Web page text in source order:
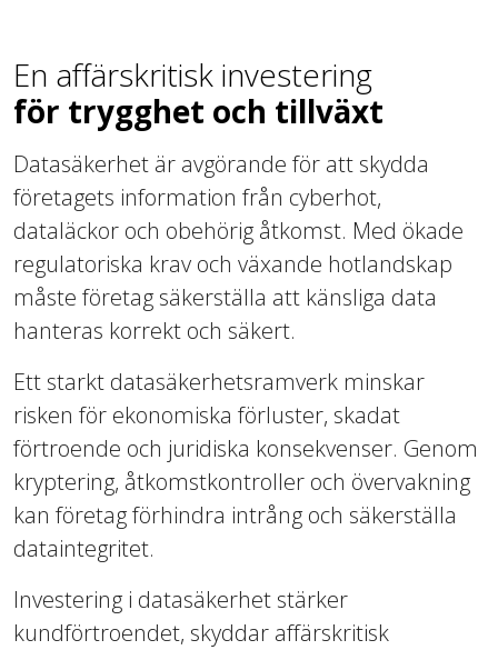
En affärskritisk investering
för trygghet och tillväxt
Datasäkerhet är avgörande för att skydda
företagets information från cyberhot,
dataläckor och obehörig åtkomst. Med ökade
regulatoriska krav och växande hotlandskap
måste företag säkerställa att känsliga data
hanteras korrekt och säkert.
Ett starkt datasäkerhetsramverk minskar
risken för ekonomiska förluster, skadat
förtroende och juridiska konsekvenser. Genom
kryptering, åtkomstkontroller och övervakning
kan företag förhindra intrång och säkerställa
dataintegritet.
Investering i datasäkerhet stärker
kundförtroendet, skyddar affärskritisk